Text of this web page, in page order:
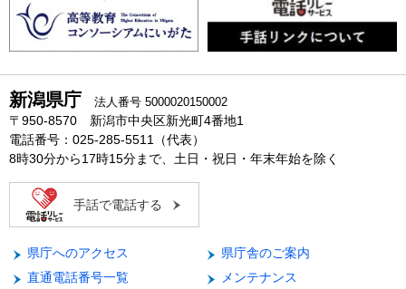
新潟県庁 法人番号 5000020150002
〒950-8570 新潟市中央区新光町4番地1
電話番号：025-285-5511（代表）
8時30分から17時15分まで、土日・祝日・年末年始を除く
手話で電話する
県庁へのアクセス
県庁舎のご案内
直通電話番号一覧
メンテナンス